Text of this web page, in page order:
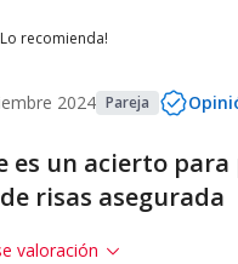
recomienda!
2024 Pareja
es un acierto
risas asegurada
valoración